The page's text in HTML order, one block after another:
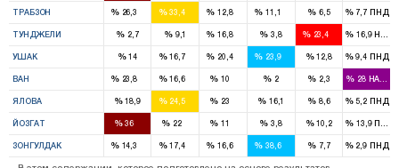
ТРАБЗОН %26,3 %33,4 % 12,8 %11,1 % 6,5 %7,7 ПНД
ТУНДЖЕЛИ % 2,7 %9,1 % 16,8 % 3,8 %23,4 %16,9
УШАК %14 %16,7 % 20,4 %23,9 %12,8 %9,4 ПНД
ВАН %23,8 %16,6 % 10 % 2 % 2,3 %28 HADEP
ЯЛОВА %18,9 %24,5 % 23 %16,1 % 8,6 %5,2 ПНД
ЙОЗГАТ %36 % 22 % 11 % 3,8 %10,2 %13,9ПНД
ЗОНГУЛДАК %14,3 %17,4 % 16,6 %38,6 % 7,7 %2,9 ПНД